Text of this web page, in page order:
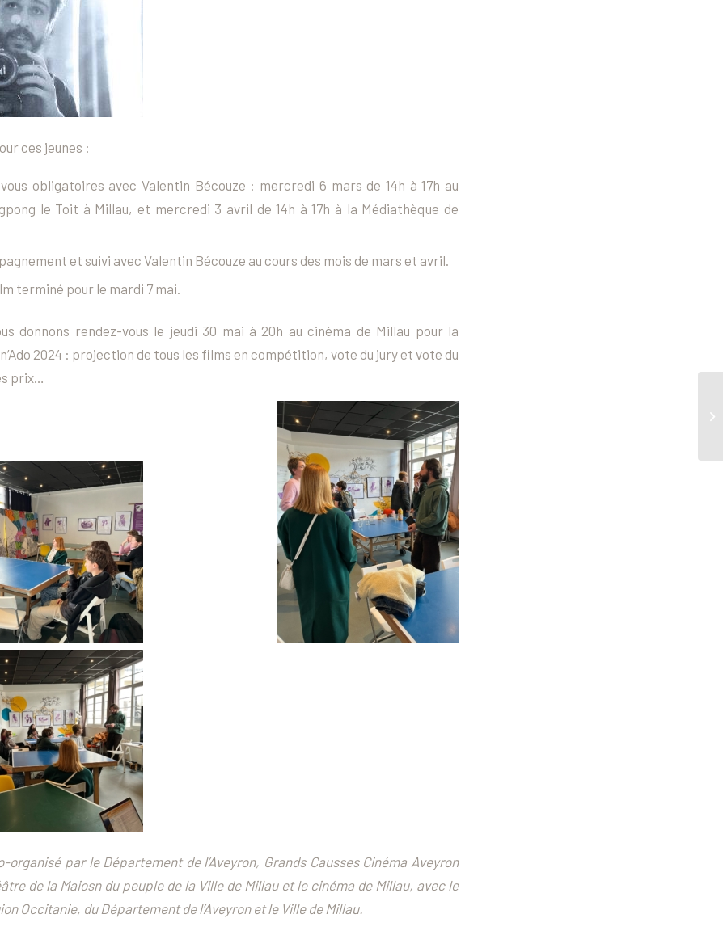
ces jeunes :
obligatoires avec Valentin Bécouze : mercredi 6 mars de 14h à 17h au
le Toit à Millau, et mercredi 3 avril de 14h à 17h à la Médiathèque de
et suivi avec Valentin Bécouze au cours des mois de mars et avril.
terminé pour le mardi 7 mai.
donnons rendez-vous le jeudi 30 mai à 20h au cinéma de Millau pour la
2024 : projection de tous les films en compétition, vote du jury et vote du
prix…
organisé par le Département de l’Aveyron, Grands Causses Cinéma Aveyron
de la Maiosn du peuple de la Ville de Millau et le cinéma de Millau, avec le
Occitanie, du Département de l’Aveyron et le Ville de Millau.